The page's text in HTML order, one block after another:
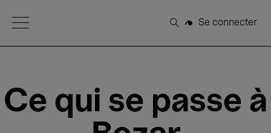
Open Menu
Rechercher
Se connecter
Ce qui se passe à